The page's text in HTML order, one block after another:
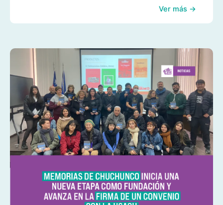
Ver más →